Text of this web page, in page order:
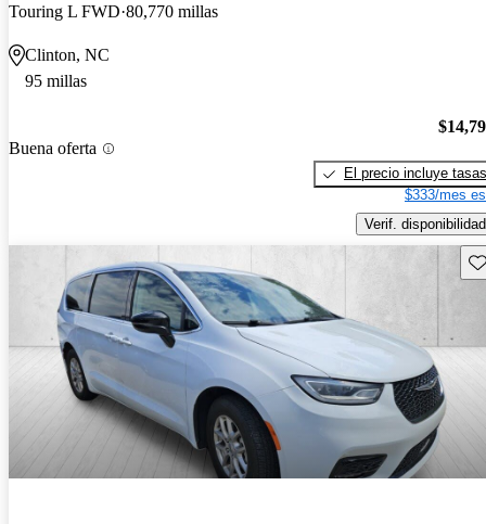
Touring L FWD 80,770 millas
Clinton, NC
95 millas
Buena oferta
El precio incluye tasas
$333/mes
Verif. disponibilidad